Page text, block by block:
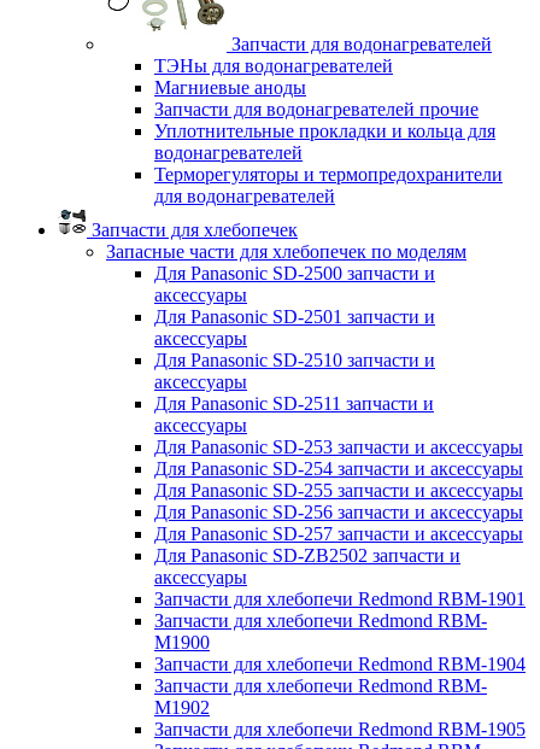
Запчасти для водонагревателей
ТЭНы для водонагревателей
Магниевые аноды
Запчасти для водонагревателей прочие
Уплотнительные прокладки и кольца для
водонагревателей
Терморегуляторы и термопредохранители
для водонагревателей
Запчасти для хлебопечек
Запасные части для хлебопечек по моделям
Для Panasonic SD-2500 запчасти и
аксессуары
Для Panasonic SD-2501 запчасти и
аксессуары
Для Panasonic SD-2510 запчасти и
аксессуары
Для Panasonic SD-2511 запчасти и
аксессуары
Для Panasonic SD-253 запчасти и аксессуары
Для Panasonic SD-254 запчасти и аксессуары
Для Panasonic SD-255 запчасти и аксессуары
Для Panasonic SD-256 запчасти и аксессуары
Для Panasonic SD-257 запчасти и аксессуары
Для Panasonic SD-ZB2502 запчасти и
аксессуары
Запчасти для хлебопечи Redmond RBM-1901
Запчасти для хлебопечи Redmond RBM-
M1900
Запчасти для хлебопечи Redmond RBM-1904
Запчасти для хлебопечи Redmond RBM-
M1902
Запчасти для хлебопечи Redmond RBM-1905